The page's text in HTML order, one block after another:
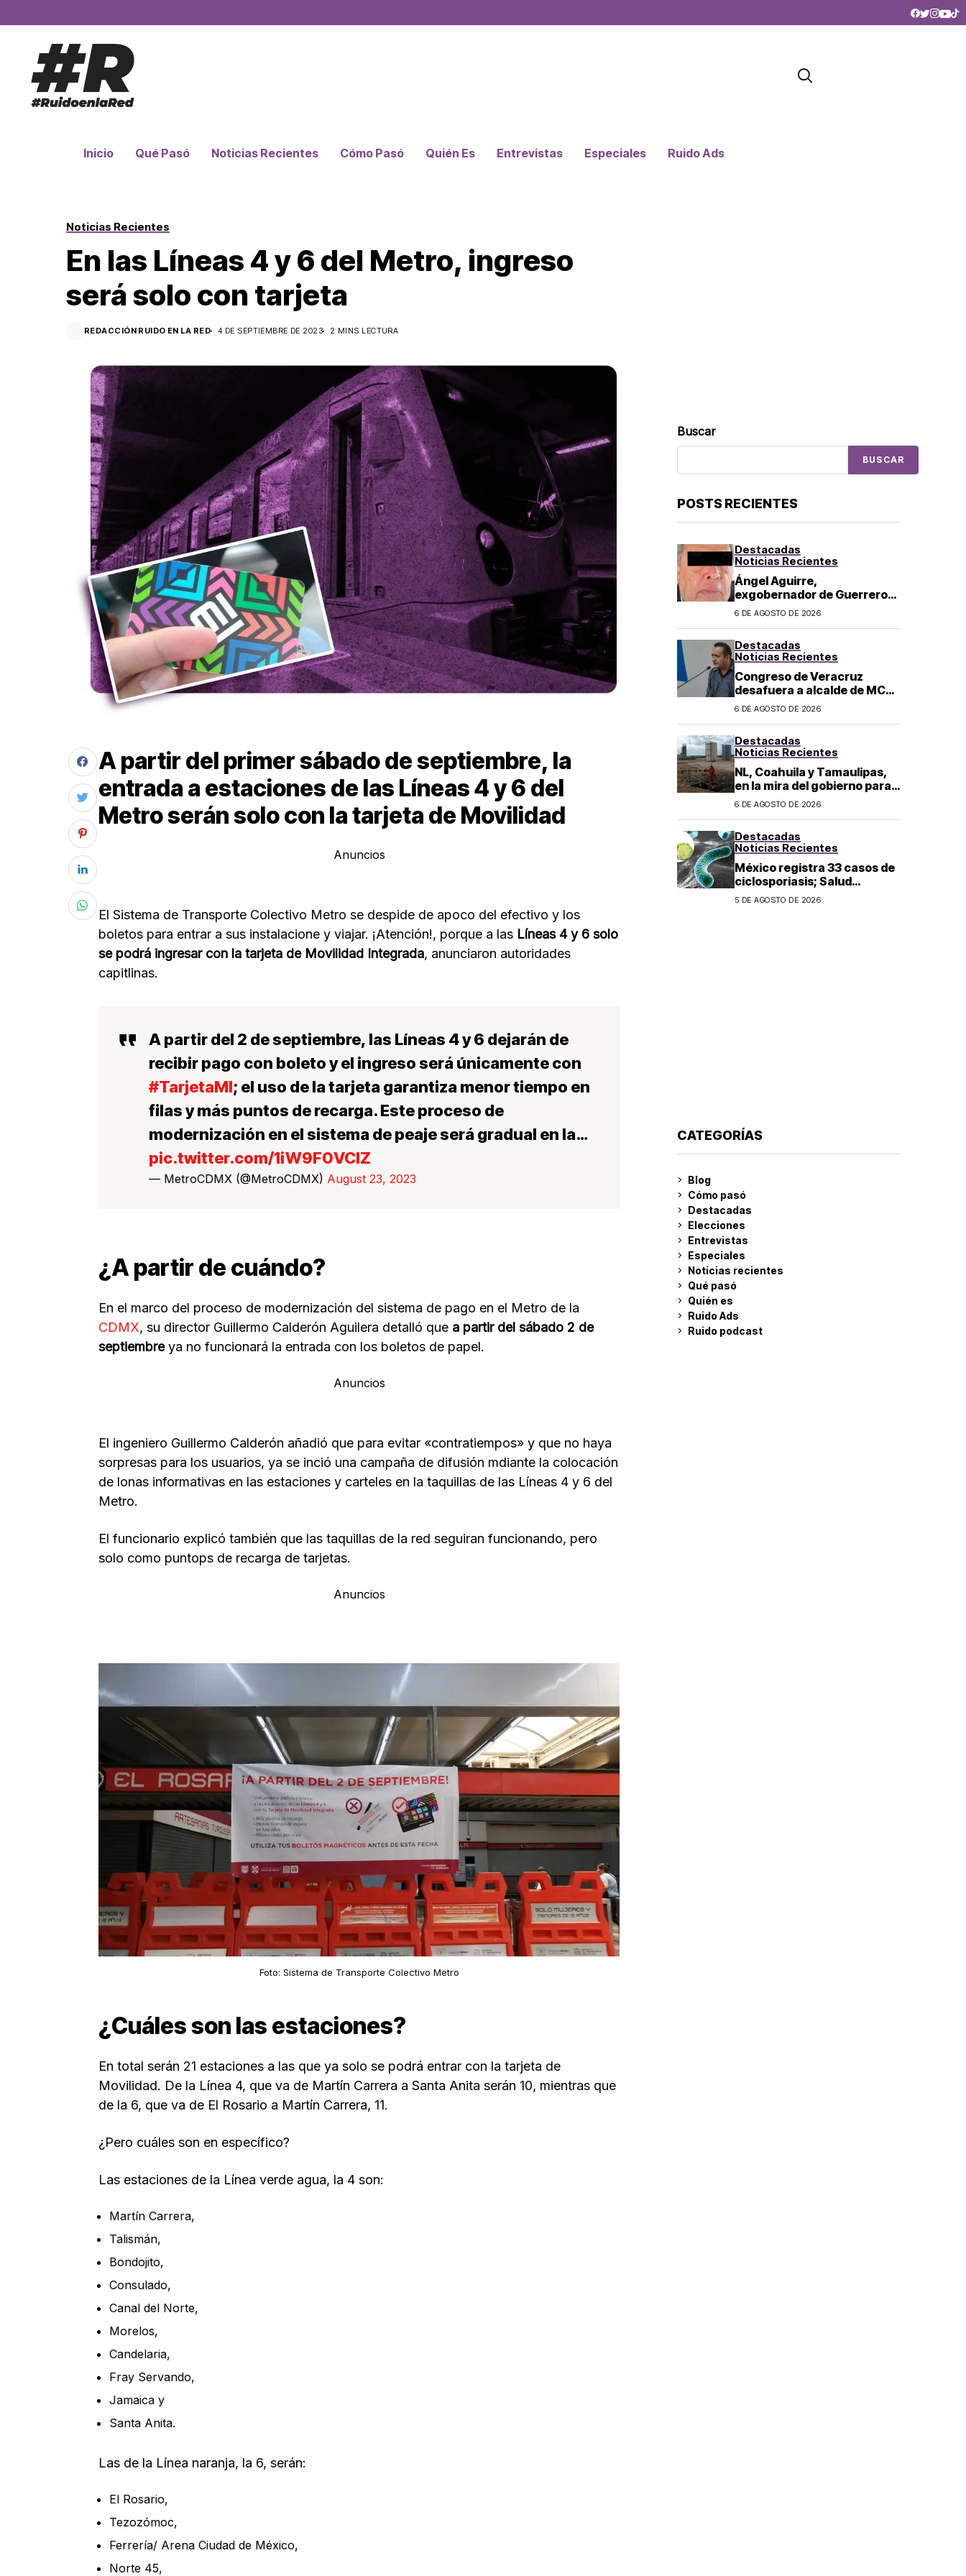
Inicio Qué Pasó Noticias Recientes Cómo Pasó Quién Es Entrevistas Especiales Ruido Ads
Noticias Recientes
En las Líneas 4 y 6 del Metro, ingreso
será solo con tarjeta
REDACCIÓN RUIDO EN LA RED 4 DE SEPTIEMBRE DE 2023 2 MINS LECTURA
A partir del primer sábado de septiembre, la
entrada a estaciones de las Líneas 4 y 6 del
Metro serán solo con la tarjeta de Movilidad
Anuncios
El Sistema de Transporte Colectivo Metro se despide de apoco del efectivo y los
boletos para entrar a sus instalacione y viajar. ¡Atención!, porque a las Líneas 4 y 6 solo
se podrá ingresar con la tarjeta de Movilidad Integrada, anunciaron autoridades
capitlinas.
A partir del 2 de septiembre, las Líneas 4 y 6 dejarán de
recibir pago con boleto y el ingreso será únicamente con
#TarjetaMI; el uso de la tarjeta garantiza menor tiempo en
filas y más puntos de recarga. Este proceso de
modernización en el sistema de peaje será gradual en la…
pic.twitter.com/1iW9F0VCIZ
— MetroCDMX (@MetroCDMX) August 23, 2023
¿A partir de cuándo?
En el marco del proceso de modernización del sistema de pago en el Metro de la
CDMX, su director Guillermo Calderón Aguilera detalló que a partir del sábado 2 de
septiembreya no funcionará la entrada con los boletos de papel.
Anuncios
El ingeniero Guillermo Calderón añadió que para evitar «contratiempos» y que no haya
sorpresas para los usuarios, ya se inció una campaña de difusión mdiante la colocación
de lonas informativas en las estaciones y carteles en la taquillas de las Líneas 4 y 6 del
Metro.
El funcionario explicó también que las taquillas de la red seguiran funcionando, pero
solo como puntops de recarga de tarjetas.
Anuncios
Foto: Sistema de Transporte Colectivo Metro
¿Cuáles son las estaciones?
En total serán 21 estaciones a las que ya solo se podrá entrar con la tarjeta de
Movilidad. De la Línea 4, que va de Martín Carrera a Santa Anita serán 10, mientras que
de la 6, que va de El Rosario a Martín Carrera, 11.
¿Pero cuáles son en específico?
Las estaciones de la Línea verde agua, la 4 son:
Martín Carrera,
Talismán,
Bondojito,
Consulado,
Canal del Norte,
Morelos,
Candelaria,
Fray Servando,
Jamaica y
Santa Anita.
Las de la Línea naranja, la 6, serán:
El Rosario,
Tezozómoc,
Ferrería/ Arena Ciudad de México,
Norte 45,
Buscar
BUSCAR
POSTS RECIENTES
Destacadas
Noticias Recientes
Ángel Aguirre,
exgobernador de Guerrero,
es detenido por caso
los 43 normalistas
6 DE AGOSTO DE 2026
Destacadas
Noticias Recientes
Congreso de Veracruz
desafuera a alcalde de MC
investigado por el asesinato
6 DE AGOSTO DE 2026
Destacadas
Noticias Recientes
NL, Coahuila y Tamaulipas,
en la mira del gobierno para
fracking
6 DE AGOSTO DE 2026
Destacadas
Noticias Recientes
México registra 33 casos de
ciclosporiasis; Salud
mantiene vigilancia
5 DE AGOSTO DE 2026
CATEGORÍAS
Blog
Cómo pasó
Destacadas
Elecciones
Entrevistas
Especiales
Noticias recientes
Qué pasó
Quién es
Ruido Ads
Ruido podcast